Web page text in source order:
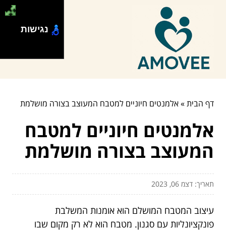
דף הבית»אלמנטים חיוניים למטבח המעוצב בצורה מושלמת
אלמנטים חיוניים למטבח
המעוצב בצורה מושלמת
תאריך: דצמ 06, 2023
עיצוב המטבח המושלם הוא אומנות המשלבת
פונקציונליות עם סגנון. מטבח הוא לא רק מקום שבו
נגישות